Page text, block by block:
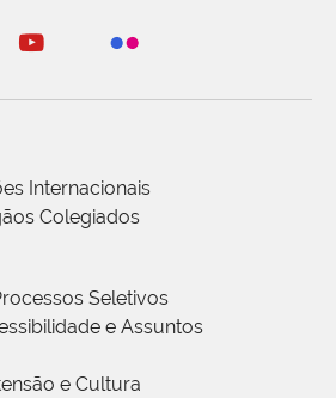
Internacionais
Colegiados
Seletivos
e Assuntos
e Cultura